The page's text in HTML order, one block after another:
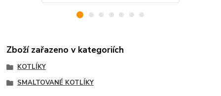
Zboží zařazeno v kategoriích
KOTLÍKY
SMALTOVANÉ KOTLÍKY